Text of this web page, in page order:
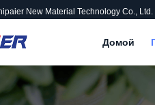
New Material Technology Co., Ltd.
Домой